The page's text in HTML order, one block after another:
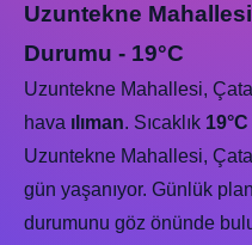
Uzuntekne
Durumu - 19°C
Uzuntekne Mahallesi,
hava ılıman. Sıcaklık 19°C
Uzuntekne Mahallesi,
gün yaşanıyor. Günlük
durumunu göz önünde